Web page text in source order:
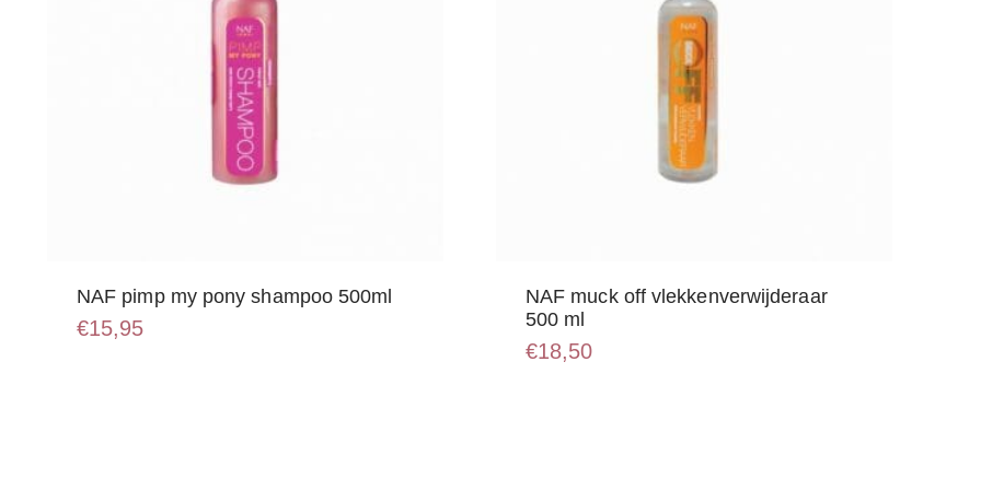
NAF pimp my pony shampoo 500ml
€15,95
NAF muck off vlekkenverwijderaar
500 ml
€18,50